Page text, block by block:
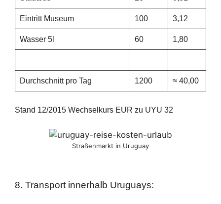
Eintritt Museum 100 3,12
Wasser 5l 60 1,80
Durchschnitt pro Tag 1200 ≈ 40,00
Stand 12/2015 Wechselkurs EUR zu UYU 32
Straßenmarkt in Uruguay
8. Transport innerhalb Uruguays: